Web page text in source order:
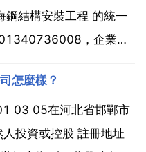
結構安裝工程 的統一
，企業法
限分支機構經營 設計
怎麼樣？
03 05在河北省邯鄲市
投資或控股 註冊地址